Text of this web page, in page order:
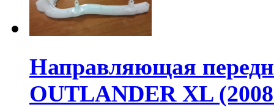
Направляющая
OUTLANDER XL